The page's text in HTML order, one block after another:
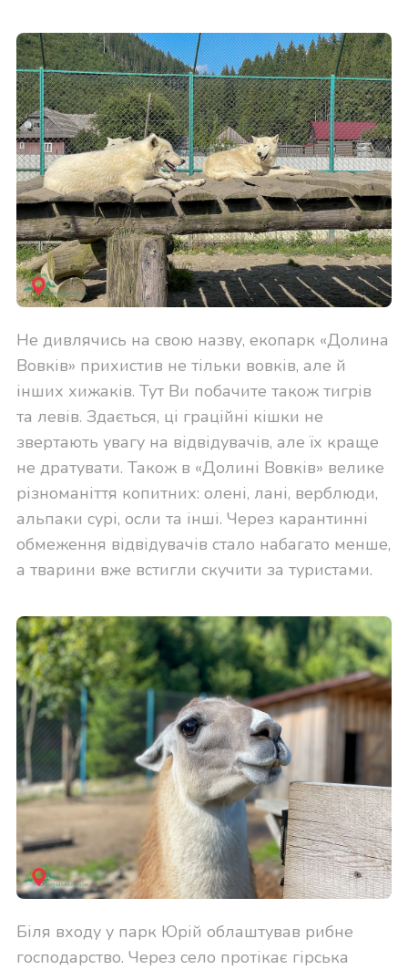
Не дивлячись на свою назву, екопарк «Долина
Вовків» прихистив не тільки вовків, але й
інших хижаків. Тут Ви побачите також тигрів
та левів. Здається, ці граційні кішки не
звертають увагу на відвідувачів, але їх краще
не дратувати. Також в «Долині Вовків» велике
різноманіття копитних: олені, лані, верблюди,
альпаки сурі, осли та інші. Через карантинні
обмеження відвідувачів стало набагато менше,
а тварини вже встигли скучити за туристами.
Біля входу у парк Юрій облаштував рибне
господарство. Через село протікає гірська